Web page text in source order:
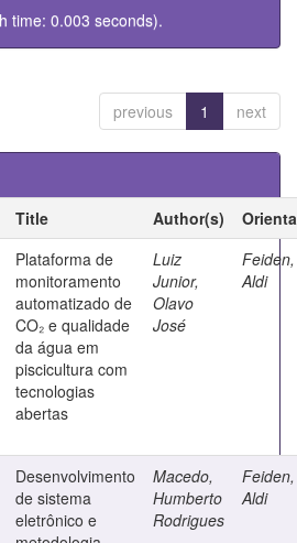
time: 0.003 seconds).
previous 1 next
Title Author(s)
Plataforma de
monitoramento
automatizado de
CO₂ e qualidade
da água em
piscicultura com
tecnologias
abertas
Luiz
Junior,
Olavo
José
Feiden,
Aldi
Desenvolvimento
de sistema
eletrônico e
Macedo,
Humberto
Rodrigues
Feiden,
Aldi